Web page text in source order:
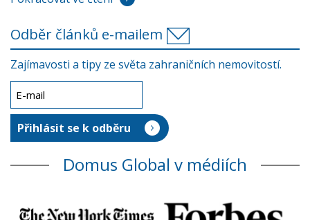
Odběr článků e-mailem
Zajímavosti a tipy ze světa zahraničních nemovitostí.
Domus Global v médiích